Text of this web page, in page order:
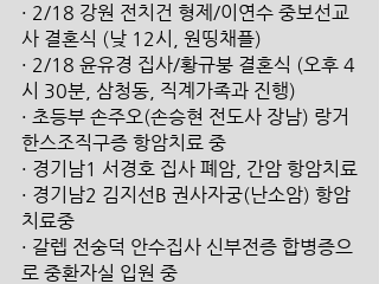
· 2/18 강원 전치건 형제/이연수 중보선교
사 결혼식 (낮 12시, 원띵채플)
· 2/18 윤유경 집사/황규붕 결혼식 (오후 4
시 30분, 삼청동, 직계가족과 진행)
· 초등부 손주오(손승현 전도사 장남) 랑거
한스조직구증 항암치료 중
· 경기남1 서경호 집사 폐암, 간암 항암치료
· 경기남2 김지선B 권사자궁(난소암) 항암
치료중
· 갈렙 전숭덕 안수집사 신부전증 합병증으
로 중환자실 입원 중